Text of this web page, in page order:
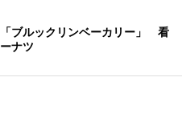
ブルックリンベーカリー」 看
ナツ